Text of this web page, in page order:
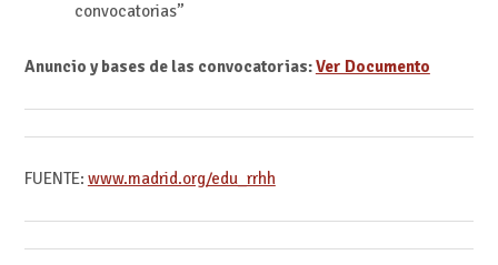
convocatorias”
Anuncio y bases de las convocatorias:Ver Documento
FUENTE: www.madrid.org/edu_rrhh